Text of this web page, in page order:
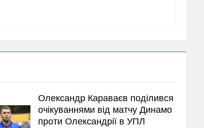
Олександр Караваєв поділився
очікуваннями від матчу Динамо
проти Олександрії в УПЛ